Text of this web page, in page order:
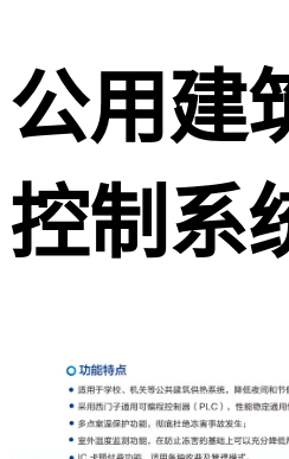
公用建
控制系